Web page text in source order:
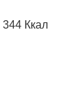
344 Ккал